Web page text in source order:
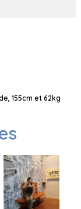
155cm et 62kg